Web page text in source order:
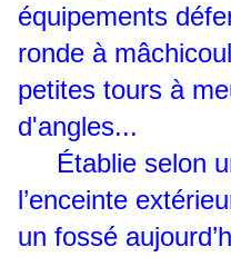
équipements
ronde à
petites tours à
d'angles...
Établie selon
l’enceinte
un fossé